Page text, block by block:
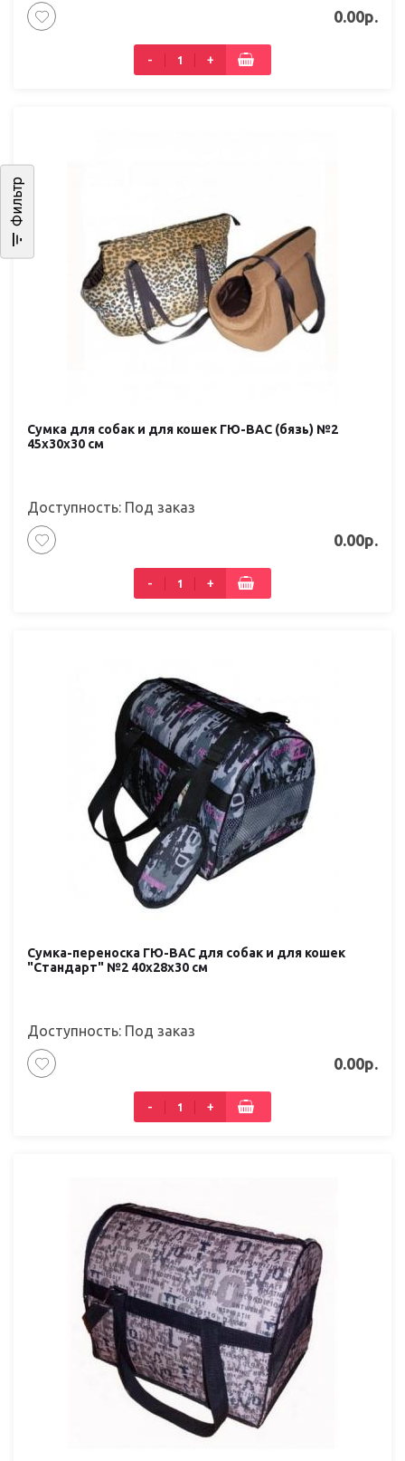
Фильтр
0.00р.
- +
Сумка для собак и для кошек ГЮ-ВАС (бязь) №2
45х30х30 см
Доступность: Под заказ
0.00р.
- +
Сумка-переноска ГЮ-ВАС для собак и для кошек
"Стандарт" №2 40х28х30 см
Доступность: Под заказ
0.00р.
- +